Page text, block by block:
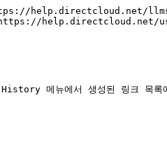
help.directcloud.net/
help.directcloud.net/
메뉴에서 생성된 링크 목록